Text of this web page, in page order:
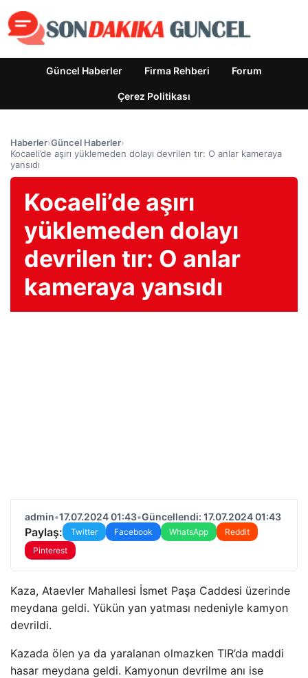
Güncel Haberler Firma Rehberi Forum
Çerez Politikası
Haberler›Güncel Haberler›
Kocaeli’de aşırı yüklemeden dolayı devrilen tır: O anlar kameraya
yansıdı
Kocaeli’de aşırı
yüklemeden dolayı
devrilen tır: O anlar
kameraya yansıdı
admin•17.07.2024 01:43•Güncellendi: 17.07.2024 01:43
Paylaş: Twitter Facebook WhatsApp
Reddit
Pinterest
Kaza, Ataevler Mahallesi İsmet Paşa Caddesi üzerinde
meydana geldi. Yükün yan yatması nedeniyle kamyon
devrildi.
Kazada ölen ya da yaralanan olmazken TIR’da maddi
hasar meydana geldi. Kamyonun devrilme anı ise